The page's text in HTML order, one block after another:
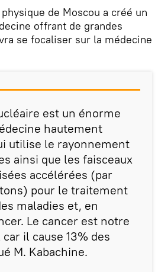
de Moscou a créé un
offrant de grandes
se focaliser sur la médecine
est un énorme
hautement
utilise le rayonnement
ainsi que les faisceaux
accélérées (par
pour le traitement
maladies et, en
Le cancer est notre
il cause 13% des
M. Kabachine.